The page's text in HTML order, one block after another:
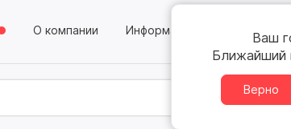
О компании Информация Ваш
Ближайший
Верно